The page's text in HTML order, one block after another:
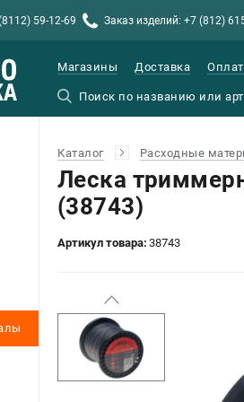
59-12-69 Заказ изделий: +7 (812)
Магазины Доставка
Каталог Расходные
Леска
(38743)
Артикул товара: 38743